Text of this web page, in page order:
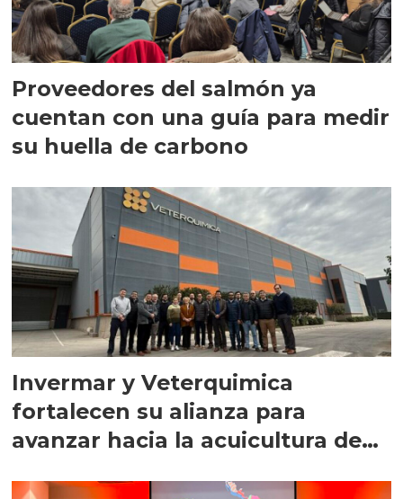
Proveedores del salmón ya
cuentan con una guía para medir
su huella de carbono
Invermar y Veterquimica
fortalecen su alianza para
avanzar hacia la acuicultura de